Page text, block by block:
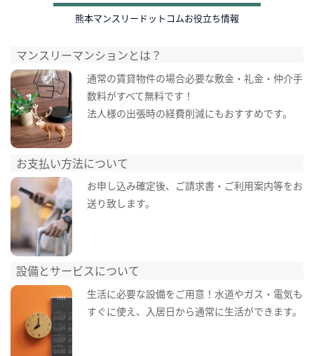
熊本マンスリードットコムお役立ち情報
マンスリーマンションとは？
通常の賃貸物件の場合必要な敷金・礼金・仲介手
数料がすべて無料です！
法人様の出張時の経費削減にもおすすめです。
お支払い方法について
お申し込み確定後、ご請求書・ご利用案内等をお
送り致します。
設備とサービスについて
生活に必要な設備をご用意！水道やガス・電気も
すぐに使え、入居日から通常に生活ができます。